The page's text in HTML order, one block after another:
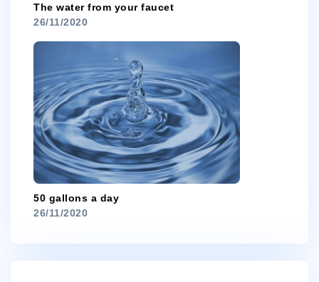
The water from your faucet
26/11/2020
50 gallons a day
26/11/2020